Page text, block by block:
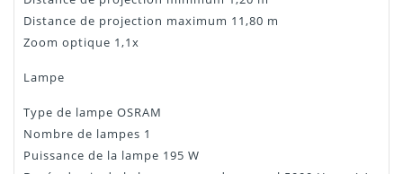
Distance de projection maximum 11,80 m
Zoom optique 1,1x
Lampe
Type de lampe OSRAM
Nombre de lampes 1
Puissance de la lampe 195 W